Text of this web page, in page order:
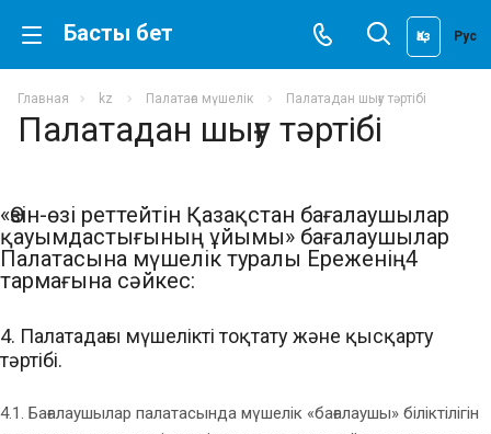
Басты бет Қаз Рус
Главная kz Палатаға мүшелік Палатадан шығу тәртібі
Палатадан шығу тәртібі
«Өзін-өзі реттейтін Қазақстан бағалаушылар
қауымдастығының ұйымы» бағалаушылар
Палатасына мүшелік туралы Ереженің4
тармағына сәйкес:
4. Палатадағы мүшелікті тоқтату және қысқарту
тәртібі.
4.1. Бағалаушылар палатасында мүшелік «бағалаушы» біліктілігін